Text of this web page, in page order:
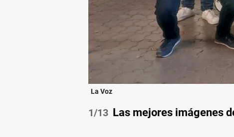
La Voz
/13 Las mejores imágenes